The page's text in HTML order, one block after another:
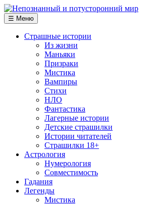
☰ Меню
Страшные истории
Из жизни
Маньяки
Призраки
Мистика
Вампиры
Стихи
НЛО
Фантастика
Лагерные истории
Детские страшилки
Истории читателей
Страшилки 18+
Астрология
Нумерология
Совместимость
Гадания
Легенды
Мистика